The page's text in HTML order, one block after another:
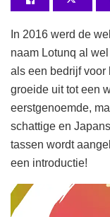
In 2016 werd de
naam Lotunq al
als een bedrijf voor
groeide uit tot een
eerstgenoemde,
schattige en
tassen wordt
een introductie!